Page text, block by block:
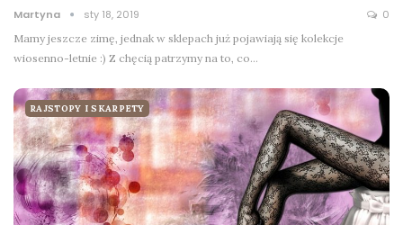
Martyna sty 18, 2019 0
Mamy jeszcze zimę, jednak w sklepach już pojawiają się kolekcje
wiosenno-letnie :) Z chęcią patrzymy na to, co…
RAJSTOPY I SKARPETY